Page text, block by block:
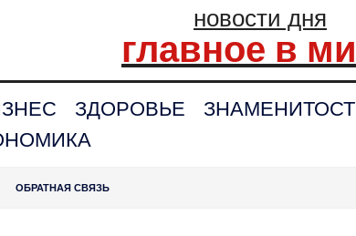
новости дня
главное в
ЗДОРОВЬЕ
ОБРАТНАЯ СВЯЗЬ